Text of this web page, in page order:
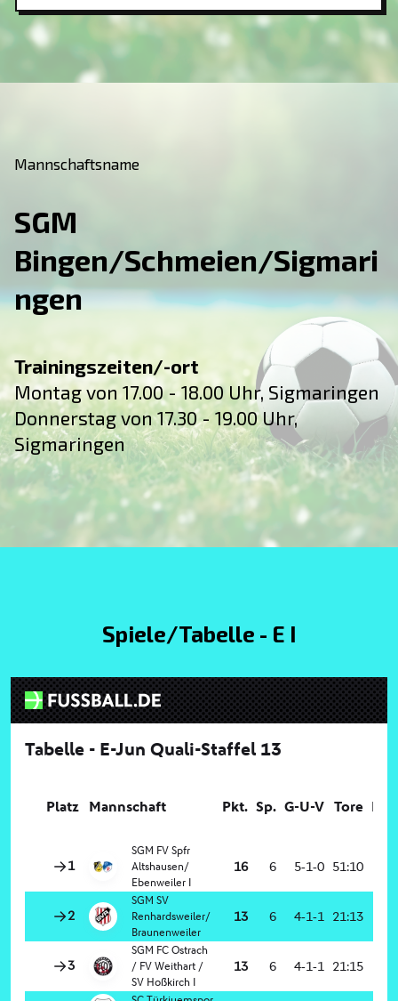
Mannschaftsname
SGM
Bingen/Schmeien/Sigmari
ngen
Trainingszeiten/-ort
Montag von 17.00 - 18.00 Uhr, Sigmaringen
Donnerstag von 17.30 - 19.00 Uhr,
Sigmaringen
Spiele/Tabelle - E I